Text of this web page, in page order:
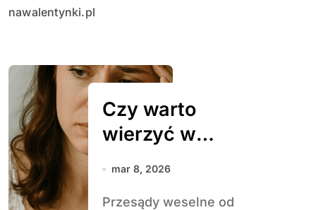
nawalentynki.pl
Czy warto
wierzyć w
przesądy weselne
mar 8, 2026
Przesądy weselne od